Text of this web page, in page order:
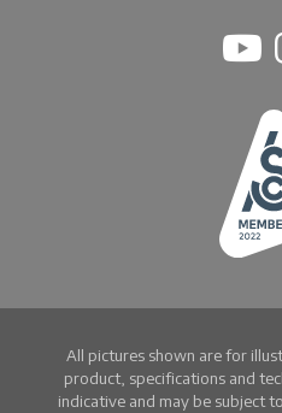
All pictures shown are for
product, specifications and
indicative and may be subject